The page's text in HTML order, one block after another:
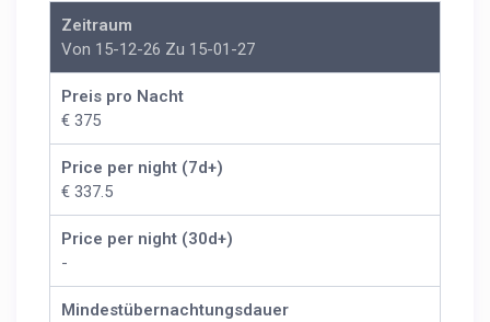
Zeitraum
Von 15-12-26 Zu 15-01-27
Preis pro Nacht
€ 375
Price per night (7d+)
€ 337.5
Price per night (30d+)
-
Mindestübernachtungsdauer